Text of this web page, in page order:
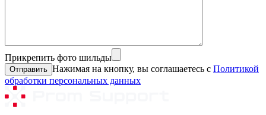
Прикрепить фото шильды
Нажимая на кнопку, вы соглашаетесь с Политикой
обработки персональных данных